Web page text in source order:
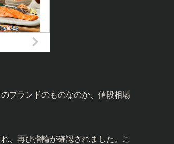
ブランドのものなのか、値段相場
、再び指輪が確認されました。こ